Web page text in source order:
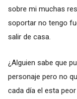
sobre mi muchas
soportar no tengo
salir de casa.
¿Alguien sabe que
personaje pero no
cada día el esta